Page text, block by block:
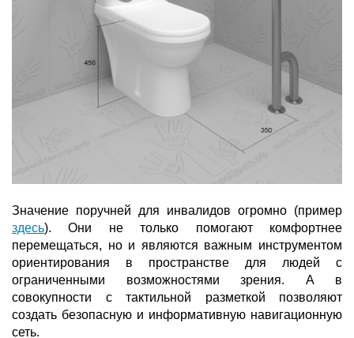
Значение поручней для инвалидов огромно (пример
здесь). Они не только помогают комфортнее
перемещаться, но и являются важным инструментом
ориентирования в пространстве для людей с
ограниченными возможностями зрения. А в
совокупности с тактильной разметкой позволяют
создать безопасную и информативную навигационную
сеть.